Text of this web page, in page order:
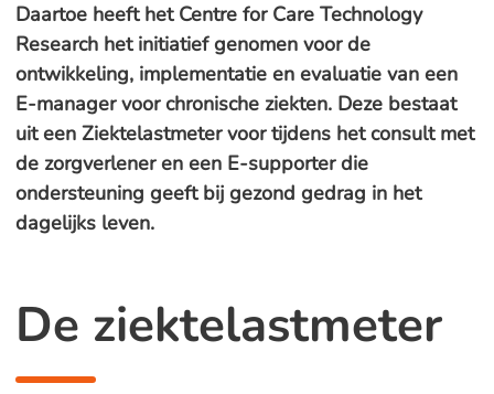
Daartoe heeft het Centre for Care Technology
Research het initiatief genomen voor de
ontwikkeling, implementatie en evaluatie van een
E-manager voor chronische ziekten. Deze bestaat
uit een Ziektelastmeter voor tijdens het consult met
de zorgverlener en een E-supporter die
ondersteuning geeft bij gezond gedrag in het
dagelijks leven.
De ziektelastmeter